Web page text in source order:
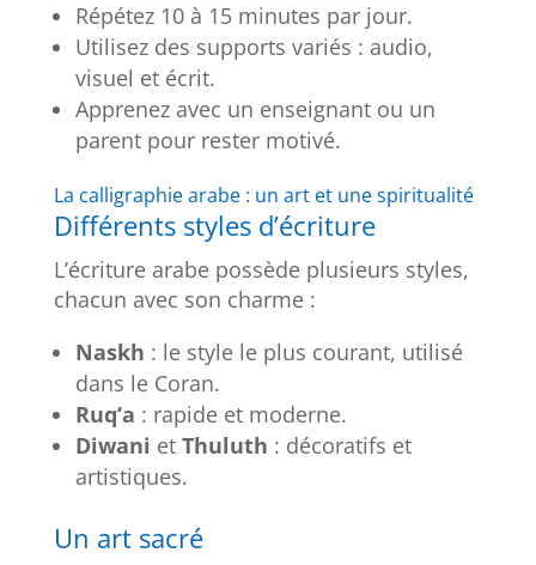
Répétez 10 à 15 minutes par jour.
Utilisez des supports variés : audio,
visuel et écrit.
Apprenez avec un enseignant ou un
parent pour rester motivé.
La calligraphie arabe : un art et une spiritualité
Différents styles d’écriture
L’écriture arabe possède plusieurs styles,
chacun avec son charme :
Naskh : le style le plus courant, utilisé
dans le Coran.
Ruq‘a : rapide et moderne.
Diwani et Thuluth : décoratifs et
artistiques.
Un art sacré